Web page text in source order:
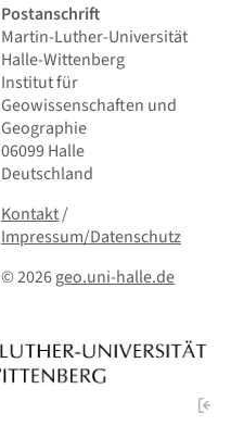
Postanschrift
Martin-Luther-Universität
Halle-Wittenberg
Institut für
Geowissenschaften und
Geographie
06099 Halle
Deutschland
Kontaktund Kleingedrucktes
Kontakt/
Impressum/Datenschutz
© 2026geo.uni-halle.de